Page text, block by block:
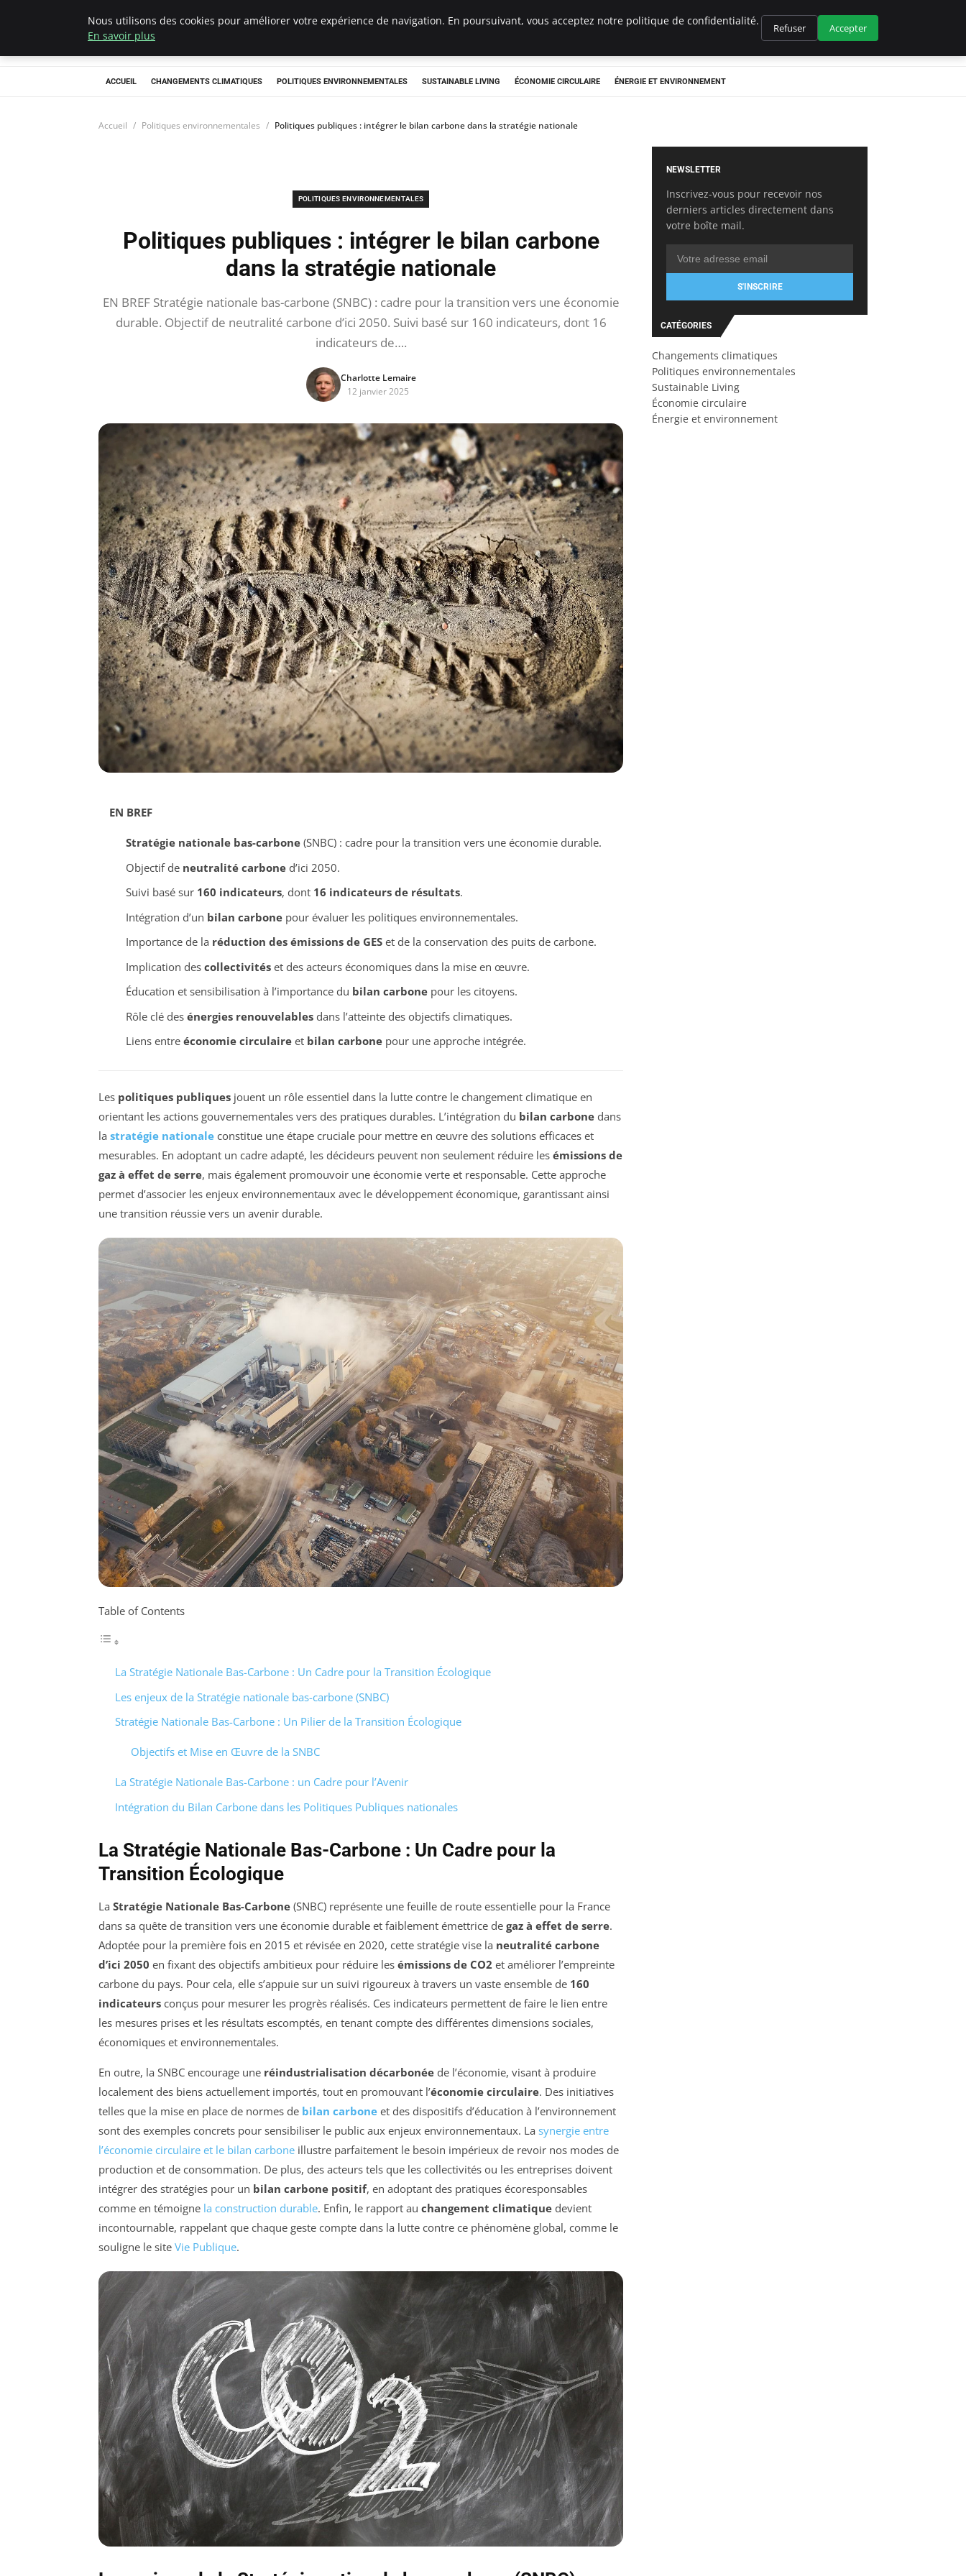
Climategatecountryclub.com
ACCUEIL CHANGEMENTS CLIMATIQUES POLITIQUES ENVIRONNEMENTALES SUSTAINABLE LIVING ÉCONOMIE CIRCULAIRE ÉNERGIE ET ENVIRONNEMENT
Accueil Politiques environnementales Politiques publiques : intégrer le bilan carbone dans la stratégie nationale
POLITIQUES ENVIRONNEMENTALES
Politiques publiques : intégrer le bilan carbone
dans la stratégie nationale
EN BREF Stratégie nationale bas-carbone (SNBC) : cadre pour la transition vers une économie
durable. Objectif de neutralité carbone d’ici 2050. Suivi basé sur 160 indicateurs, dont 16
indicateurs de….
Charlotte Lemaire
12 janvier 2025
EN BREF
Stratégie nationale bas-carbone(SNBC) : cadre pour la transition vers une économie durable.
Objectif de neutralité carboned’ici 2050.
Suivi basé sur 160 indicateurs, dont 16 indicateurs de résultats.
Intégration d’un bilan carbonepour évaluer les politiques environnementales.
Importance de la réduction des émissions de GESet de la conservation des puits de carbone.
Implication des collectivitéset des acteurs économiques dans la mise en œuvre.
Éducation et sensibilisation à l’importance du bilan carbonepour les citoyens.
Rôle clé des énergies renouvelablesdans l’atteinte des objectifs climatiques.
Liens entre économie circulaireet bilan carbonepour une approche intégrée.
Les politiques publiques jouent un rôle essentiel dans la lutte contre le changement climatique en
orientant les actions gouvernementales vers des pratiques durables. L’intégration du bilan carbone dans
la stratégie nationale constitue une étape cruciale pour mettre en œuvre des solutions efficaces et
mesurables. En adoptant un cadre adapté, les décideurs peuvent non seulement réduire les émissions de
gaz à effet de serre, mais également promouvoir une économie verte et responsable. Cette approche
permet d’associer les enjeux environnementaux avec le développement économique, garantissant ainsi
une transition réussie vers un avenir durable.
Table of Contents
La Stratégie Nationale Bas-Carbone : Un Cadre pour la Transition Écologique
Les enjeux de la Stratégie nationale bas-carbone (SNBC)
Stratégie Nationale Bas-Carbone : Un Pilier de la Transition Écologique
Objectifs et Mise en Œuvre de la SNBC
La Stratégie Nationale Bas-Carbone : un Cadre pour l’Avenir
Intégration du Bilan Carbone dans les Politiques Publiques nationales
La Stratégie Nationale Bas-Carbone : Un Cadre pour la
Transition Écologique
La Stratégie Nationale Bas-Carbone (SNBC) représente une feuille de route essentielle pour la France
dans sa quête de transition vers une économie durable et faiblement émettrice de gaz à effet de serre.
Adoptée pour la première fois en 2015 et révisée en 2020, cette stratégie vise la neutralité carbone
d’ici 2050 en fixant des objectifs ambitieux pour réduire les émissions de CO2 et améliorer l’empreinte
carbone du pays. Pour cela, elle s’appuie sur un suivi rigoureux à travers un vaste ensemble de 160
indicateurs conçus pour mesurer les progrès réalisés. Ces indicateurs permettent de faire le lien entre
les mesures prises et les résultats escomptés, en tenant compte des différentes dimensions sociales,
économiques et environnementales.
En outre, la SNBC encourage une réindustrialisation décarbonée de l’économie, visant à produire
localement des biens actuellement importés, tout en promouvant l’économie circulaire. Des initiatives
telles que la mise en place de normes de bilan carbone et des dispositifs d’éducation à l’environnement
sont des exemples concrets pour sensibiliser le public aux enjeux environnementaux. La synergie entre
l’économie circulaire et le bilan carbone illustre parfaitement le besoin impérieux de revoir nos modes de
production et de consommation. De plus, des acteurs tels que les collectivités ou les entreprises doivent
intégrer des stratégies pour un bilan carbone positif, en adoptant des pratiques écoresponsables
comme en témoigne la construction durable. Enfin, le rapport au changement climatique devient
incontournable, rappelant que chaque geste compte dans la lutte contre ce phénomène global, comme le
souligne le site Vie Publique.
NEWSLETTER
Inscrivez-vous pour recevoir nos
derniers articles directement dans
votre boîte mail.
S'INSCRIRE
CATÉGORIES
Changements climatiques
Politiques environnementales
Sustainable Living
Économie circulaire
Énergie et environnement
Nous utilisons des cookies pour améliorer votre expérience de navigation. En poursuivant, vous acceptez notre politique de confidentialité.
En savoir plus
Refuser Accepter